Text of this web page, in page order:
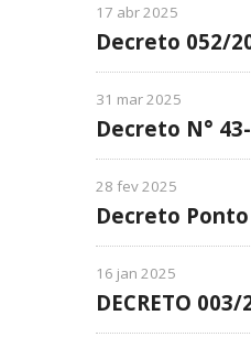
17 abr 2025
Decreto 052/
31 mar 2025
Decreto N°
28 fev 2025
Decreto
16 jan 2025
DECRETO 003/